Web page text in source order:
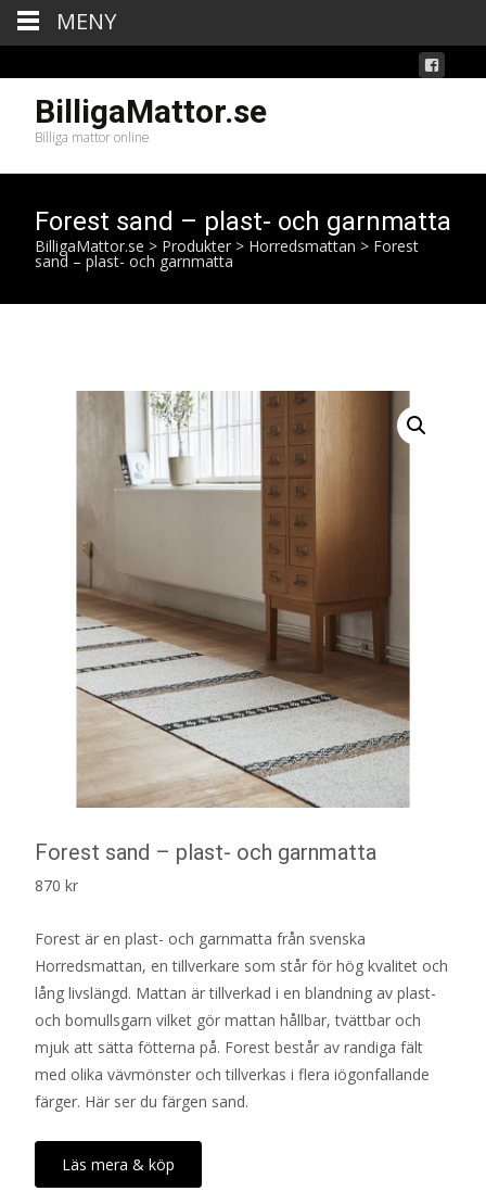
BilligaMattor.se
Billiga mattor online
Forest sand – plast- och garnmatta
BilligaMattor.se > Produkter > Horredsmattan > Forest
sand – plast- och garnmatta
Forest sand – plast- och garnmatta
870 kr
Forest är en plast- och garnmatta från svenska
Horredsmattan, en tillverkare som står för hög kvalitet och
lång livslängd. Mattan är tillverkad i en blandning av plast-
och bomullsgarn vilket gör mattan hållbar, tvättbar och
mjuk att sätta fötterna på. Forest består av randiga fält
med olika vävmönster och tillverkas i flera iögonfallande
färger. Här ser du färgen sand.
Läs mera & köp
MENY